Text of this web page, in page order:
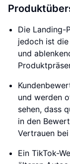
Die Landing-
jedoch ist
und
und werden
sehen, dass
in den
Vertrauen
Ein TikTok-